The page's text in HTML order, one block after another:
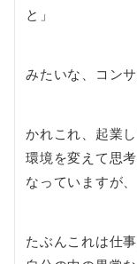
と」
みたいな、コン
かれこれ、起業
環境を変えて思
なっていますが、
たぶんこれは仕